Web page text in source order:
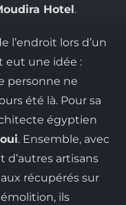
Hotel .
l’endroit lors d’un
eut une idée :
personne ne
été là. Pour sa
égyptien
. Ensemble, avec
d’autres artisans
récupérés sur
ils